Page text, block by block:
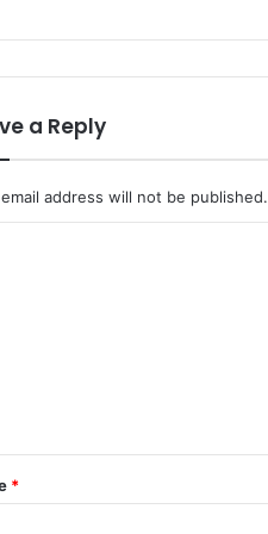
a Reply
address will not be published.
*